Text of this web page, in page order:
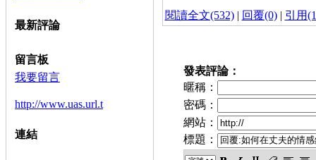
最新評論
留言板
我要留言
http://www.uas.url.t
連結
閱讀全文(532)| 回覆(0)| 引用
發表評論：
暱稱：
密碼：
網站：
標題：